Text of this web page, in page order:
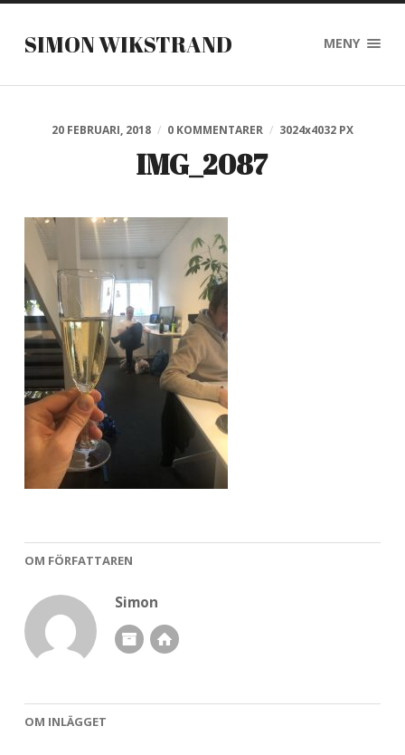
SIMON WIKSTRAND MENY
20 FEBRUARI, 2018 / 0 KOMMENTARER / 3024x4032 PX
IMG_2087
OM FÖRFATTAREN
Simon
OM INLÄGGET